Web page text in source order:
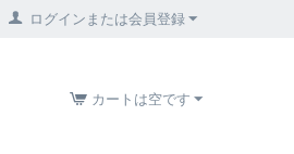
ログインまたは会員登録
カートは空です